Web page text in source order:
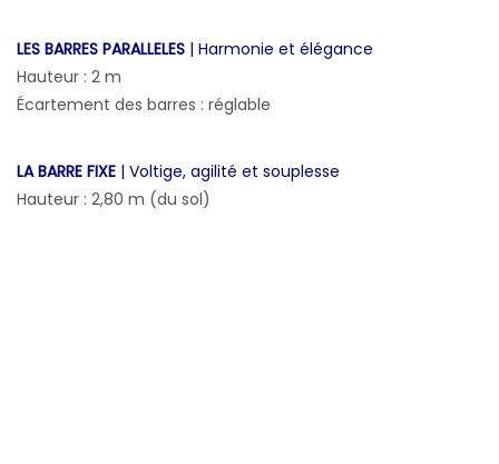
LES BARRES PARALLELES | Harmonie et élégance
Hauteur : 2 m
Écartement des barres : réglable
LA BARRE FIXE | Voltige, agilité et souplesse
Hauteur : 2,80 m (du sol)